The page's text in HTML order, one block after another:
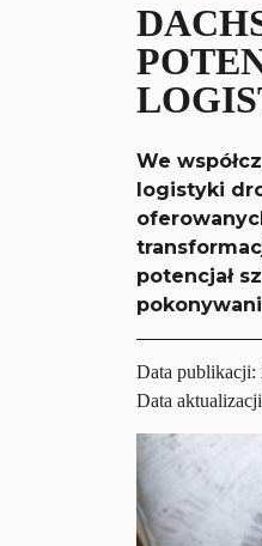
We
logistyki
potencjał
Data publikacji:
Data